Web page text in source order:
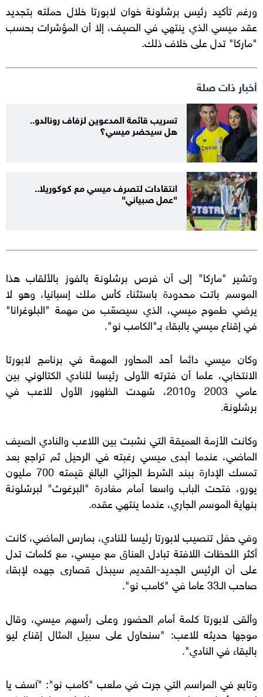
ورغم تأكيد رئيس برشلونة خوان لابورتا خلال حملته بتجديد
عقد ميسي الذي ينتهي في الصيف، إلا أن المؤشرات بحسب
"ماركا" تدل على خلاف ذلك.
أخبار ذات صلة
تسريب قائمة المدعوين لزفاف رونالدو..
هل سيحضر ميسي؟
انتقادات لتصرف ميسي مع كوكوريلا..
"عمل صبياني"
وتشير "ماركا" إلى أن فرص برشلونة بالفوز بالألقاب هذا
الموسم باتت محدودة باستثناء كأس ملك إسبانيا، وهو لا
يرضي طموح ميسي، الذي سيصعّب من مهمة "البلوغرانا"
في إقناع ميسي بالبقاء بـ"الكامب نو".
وكان ميسي دائما أحد المحاور المهمة في برنامج لابورتا
الانتخابي، علما أن فترته الأولى رئيسا للنادي الكتالوني بين
عامي 2003 و2010، شهدت الظهور الأول للاعب في
برشلونة.
وكانت الأزمة العميقة التي نشبت بين اللاعب والنادي الصيف
الماضي، عندما أبدى ميسي رغبته في الرحيل ثم تراجع بعد
تمسك الإدارة ببند الشرط الجزائي البالغ قيمته 700 مليون
يورو، فتحت الباب واسعا أمام مغادرة "البرغوث" لبرشلونة
بنهاية الموسم الجاري، عندما ينتهي عقده.
وفي حفل تنصيب لابورتا رئيسا للنادي، بمارس الماضي، كانت
أكثر اللحظات اللافتة تبادل العناق مع ميسي، مع كلمات تدل
على أن الرئيس الجديد-القديم سيبذل قصارى جهده لإبقاء
صاحب الـ33 عاما في "كامب نو".
وألقى لابورتا كلمة أمام الحضور وعلى رأسهم ميسي، وقال
موجها حديثه للاعب: "سنحاول على سبيل المثال إقناع ليو
بالبقاء في النادي".
وتابع في المراسم التي جرت في ملعب "كامب نو": "آسف يا